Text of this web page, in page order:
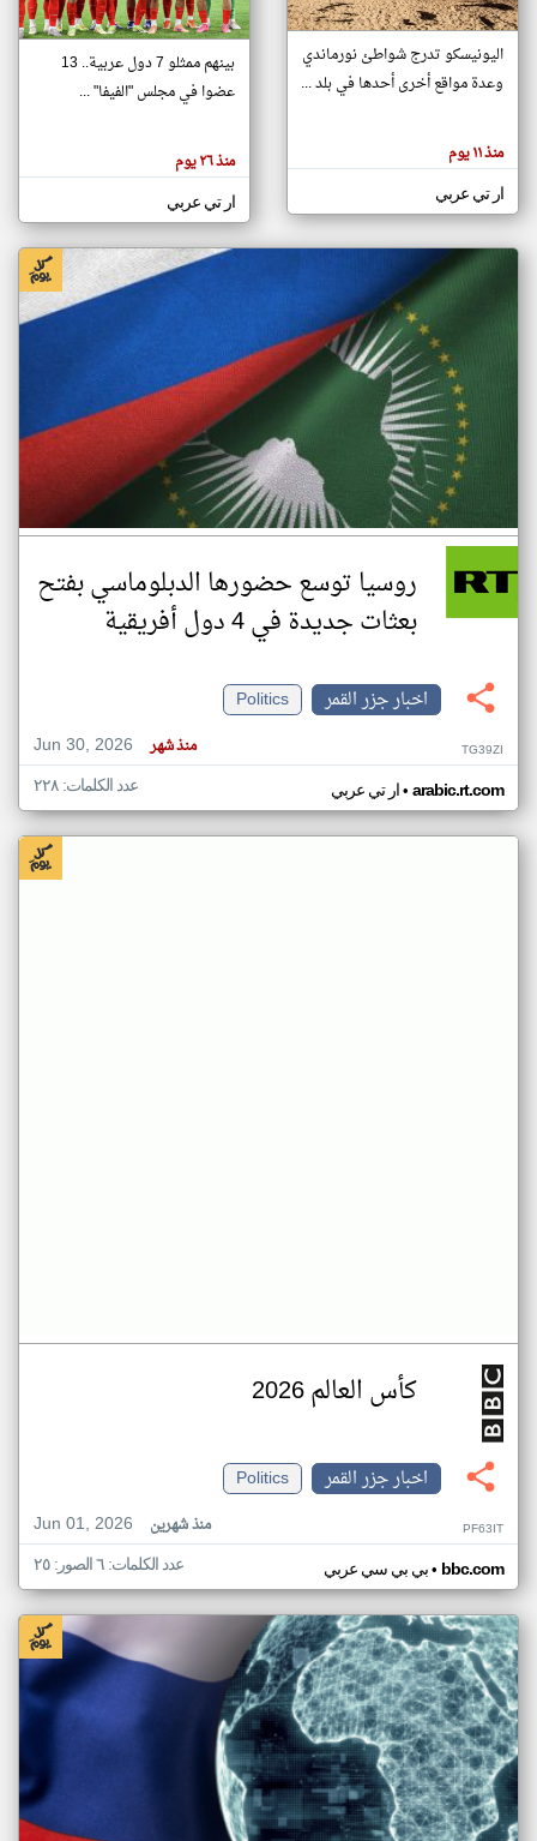
تغيير الدولة
اخبار جزر القمر على مدار الساعة
أهم اخبار جزر القمر العاجلة والمباشرة
هنا عن
وجهة
كاتبيها.
اليونيسكو تدرج شواطئ نورماندي
وعدة مواقع أخرى أحدها في بلد ...
منذ ١١ يوم
ار تي عربي
بينهم ممثلو 7 دول عربية.. 13
عضوا في مجلس "الفيفا" ...
منذ ٢٦ يوم
ار تي عربي
روسيا توسع حضورها الدبلوماسي بفتح
بعثات جديدة في 4 دول أفريقية
اخبار جزر القمر
Politics
Jun 30, 2026
منذ شهر TG39ZI
ار تي عربي• arabic.rt.com عدد الكلمات: ٢٢٨
كأس العالم 2026
اخبار جزر القمر
Politics
Jun 01, 2026
منذ شهرين PF63IT
بي بي سي عربي• bbc.com عدد الكلمات: ٦ الصور: ٢٥
klyoum.com